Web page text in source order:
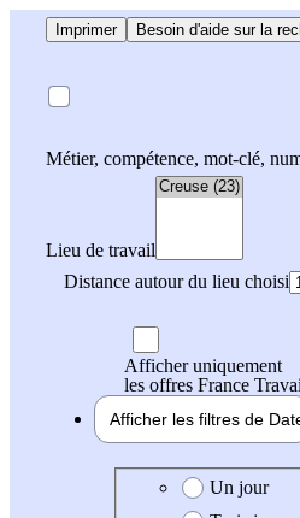
Imprimer Besoin d'aide sur la
Métier, compétence, mot-clé,
Lieu de travail
Distance autour du lieu choisi
Afficher uniquement
les offres France
Afficher les filtres de
Date de création de
Un jour